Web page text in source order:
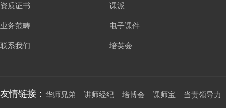
资质证书
业务范畴
联系我们
课派
电子课件
培英会
友情链接： 华师兄弟 讲师经纪 培博会 课师宝 当责领导力